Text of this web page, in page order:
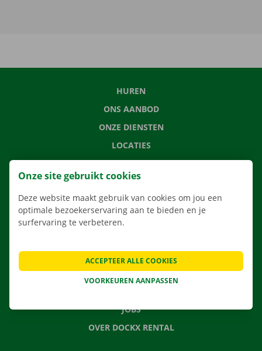
HUREN
ONS AANBOD
ONZE DIENSTEN
LOCATIES
APP
VERHUISOPLOSSINGEN
VEELGESTELDE VRAGEN
NIEUWS
JOBS
OVER DOCKX RENTAL
Onze site gebruikt cookies
Deze website maakt gebruik van cookies om jou een
optimale bezoekerservaring aan te bieden en je
surfervaring te verbeteren.
VOORKEUREN AANPASSEN
ACCEPTEER ALLE COOKIES